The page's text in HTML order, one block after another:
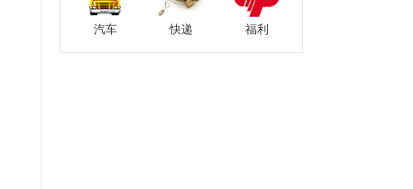
汽车 快递 福利